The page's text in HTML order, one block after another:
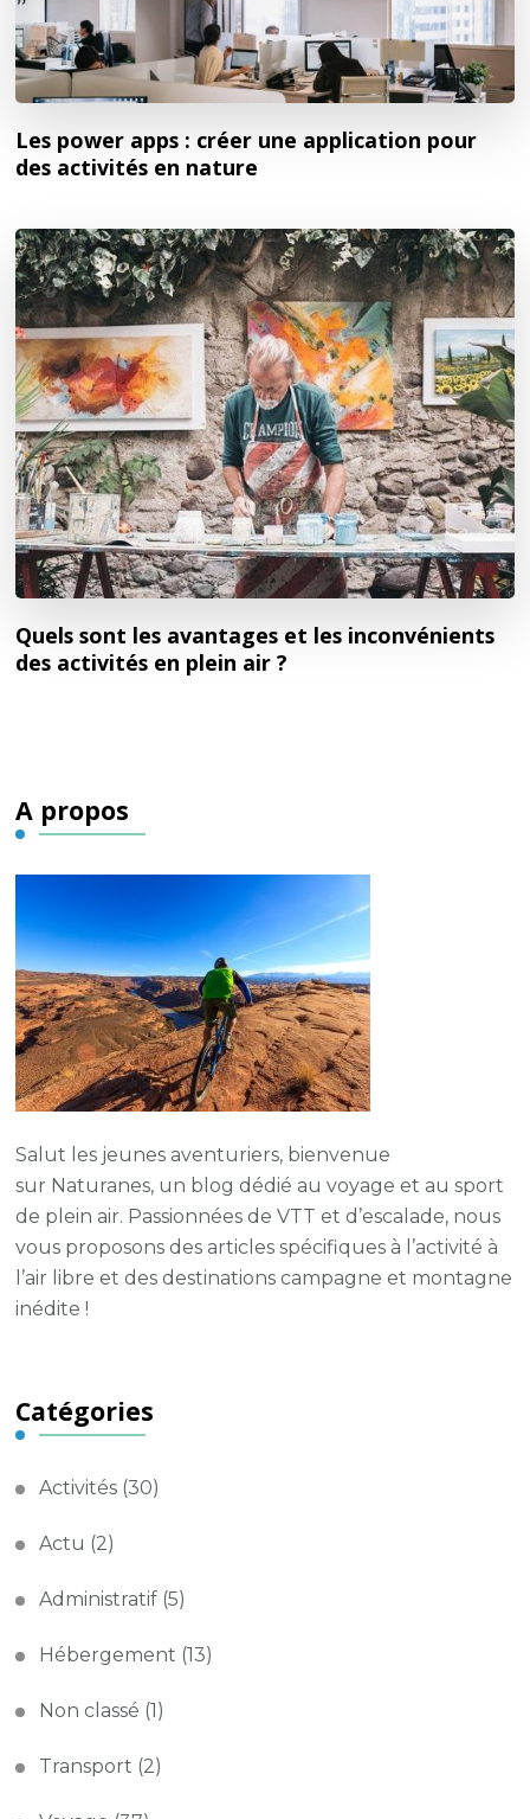
Les power apps : créer une application pour
des activités en nature
Quels sont les avantages et les inconvénients
des activités en plein air ?
A propos
Salut les jeunes aventuriers, bienvenue
sur Naturanes, un blog dédié au voyage et au sport
de plein air. Passionnées de VTT et d’escalade, nous
vous proposons des articles spécifiques à l’activité à
l’air libre et des destinations campagne et montagne
inédite !
Catégories
Activités (30)
Actu (2)
Administratif (5)
Hébergement (13)
Non classé (1)
Transport (2)